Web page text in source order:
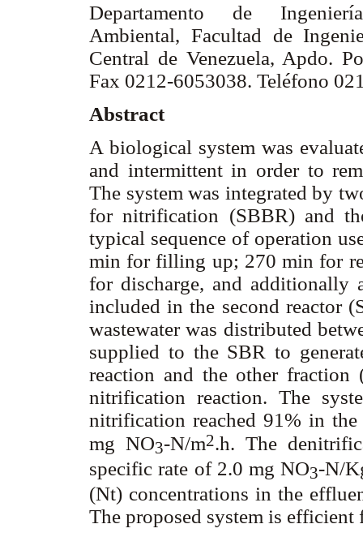
Departamento de
Ambiental, Facultad de
Central de Venezuela, Apdo.
Fax 0212-6053038. Teléfono
Abstract
A biological system was
and intermittent in order to
The system was integrated by
for nitrification (SBBR) and
typical sequence of operation
min for filling up; 270 min for
for discharge, and additionally
included in the second reactor
wastewater was distributed
supplied to the SBR to
reaction and the other fraction
nitrification reaction. The
nitrification reached 91% in
mg NO3-N/m2.h. The
specific rate of 2.0 mg NO3-N/
(Nt) concentrations in the
The proposed system is